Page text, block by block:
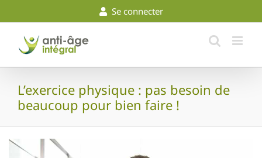
to
content
Se connecter
L’exercice physique : pas besoin de
beaucoup pour bien faire !